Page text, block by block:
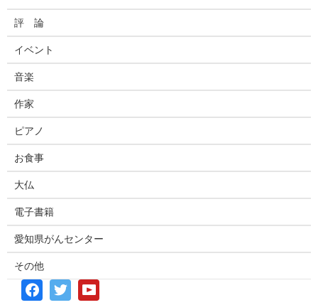
評 論
イベント
音楽
作家
ピアノ
お食事
大仏
電子書籍
愛知県がんセンター
その他